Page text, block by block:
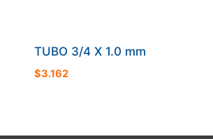
TUBO 3/4 X 1.0 mm
$3.162